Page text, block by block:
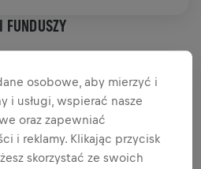
FUNDUSZY
PRZEKAŻ DATEK
100% Twojej darowizny
kręgowym.
osobowe, aby mierzyć i
i usługi, wspierać nasze
oraz zapewniać
i reklamy. Klikając przycisk
skorzystać ze swoich